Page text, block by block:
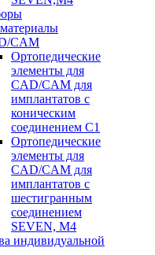
CAM
Ортопедические
элементы для
CAD/CAM для
имплантатов с
коническим
соединением С1
Ортопедические
элементы для
CAD/CAM для
имплантатов с
шестигранным
соединением
SEVEN, М4